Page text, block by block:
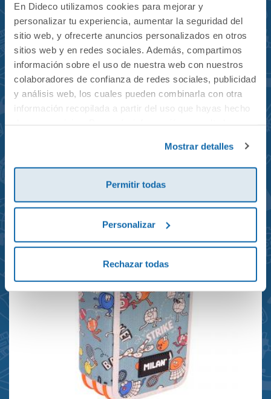
En Dideco utilizamos cookies para mejorar y
personalizar tu experiencia, aumentar la seguridad del
sitio web, y ofrecerte anuncios personalizados en otros
sitios web y en redes sociales. Además, compartimos
información sobre el uso de nuestra web con nuestros
colaboradores de confianza de redes sociales, publicidad
y análisis web, los cuales pueden combinarla con otra
información recopilada a partir del uso que hayas hecho
Mostrar detalles
Permitir todas
Personalizar
Rechazar todas
reciclada 21x10x28cm
23,95€